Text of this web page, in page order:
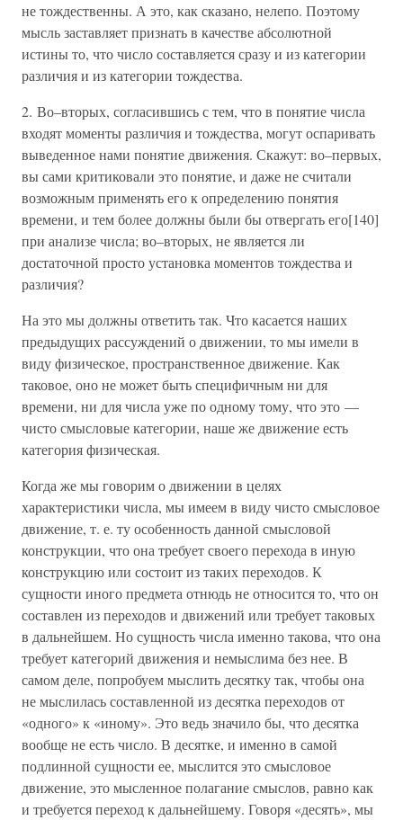
не тождественны. А это, как сказано, нелепо. Поэтому
мысль заставляет признать в качестве абсолютной
истины то, что число составляется сразу и из категории
различия и из категории тождества.
2. Во–вторых, согласившись с тем, что в понятие числа
входят моменты различия и тождества, могут оспаривать
выведенное нами понятие движения. Скажут: во–первых,
вы сами критиковали это понятие, и даже не считали
возможным применять его к определению понятия
времени, и тем более должны были бы отвергать его[140]
при анализе числа; во–вторых, не является ли
достаточной просто установка моментов тождества и
различия?
На это мы должны ответить так. Что касается наших
предыдущих рассуждений о движении, то мы имели в
виду физическое, пространственное движение. Как
таковое, оно не может быть специфичным ни для
времени, ни для числа уже по одному тому, что это —
чисто смысловые категории, наше же движение есть
категория физическая.
Когда же мы говорим о движении в целях
характеристики числа, мы имеем в виду чисто смысловое
движение, т. е. ту особенность данной смысловой
конструкции, что она требует своего перехода в иную
конструкцию или состоит из таких переходов. К
сущности иного предмета отнюдь не относится то, что он
составлен из переходов и движений или требует таковых
в дальнейшем. Но сущность числа именно такова, что она
требует категорий движения и немыслима без нее. В
самом деле, попробуем мыслить десятку так, чтобы она
не мыслилась составленной из десятка переходов от
«одного» к «иному». Это ведь значило бы, что десятка
вообще не есть число. В десятке, и именно в самой
подлинной сущности ее, мыслится это смысловое
движение, это мысленное полагание смыслов, равно как
и требуется переход к дальнейшему. Говоря «десять», мы